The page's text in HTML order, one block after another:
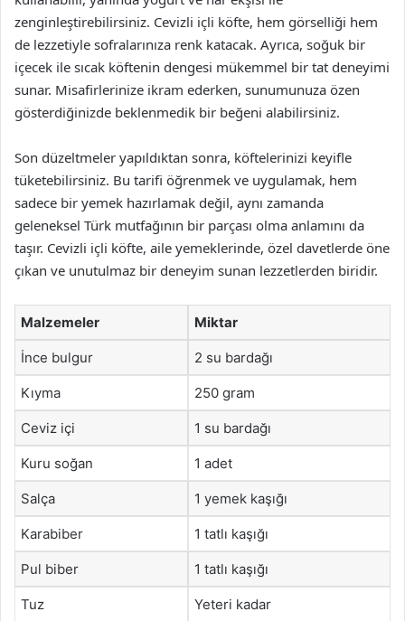
zenginleştirebilirsiniz. Cevizli içli köfte, hem görselliği hem
de lezzetiyle sofralarınıza renk katacak. Ayrıca, soğuk bir
içecek ile sıcak köftenin dengesi mükemmel bir tat deneyimi
sunar. Misafirlerinize ikram ederken, sunumunuza özen
gösterdiğinizde beklenmedik bir beğeni alabilirsiniz.
Son düzeltmeler yapıldıktan sonra, köftelerinizi keyifle
tüketebilirsiniz. Bu tarifi öğrenmek ve uygulamak, hem
sadece bir yemek hazırlamak değil, aynı zamanda
geleneksel Türk mutfağının bir parçası olma anlamını da
taşır. Cevizli içli köfte, aile yemeklerinde, özel davetlerde öne
çıkan ve unutulmaz bir deneyim sunan lezzetlerden biridir.
Malzemeler Miktar
İnce bulgur 2 su bardağı
Kıyma 250 gram
Ceviz içi 1 su bardağı
Kuru soğan 1 adet
Salça 1 yemek kaşığı
Karabiber 1 tatlı kaşığı
Pul biber 1 tatlı kaşığı
Tuz Yeteri kadar